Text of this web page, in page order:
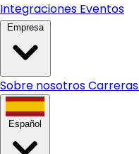
Integraciones Eventos
Empresa
Sobre nosotrosCarreras
Español